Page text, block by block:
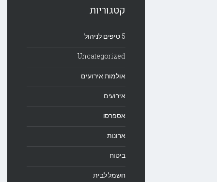
קטגוריות
5 טיפים לניהול
Uncategorized
אולמות אירועים
אירועים
אספרסו
ארונות
ביטוח
חשמל לבית